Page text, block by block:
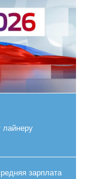
лайнеру
зарплата